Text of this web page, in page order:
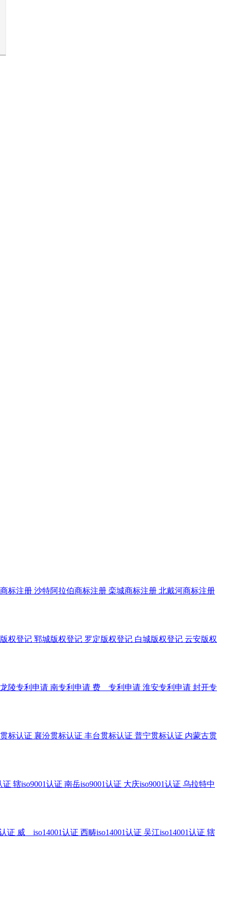
标注册 沙特阿拉伯商标注册 栾城商标注册 北戴河商标注册
权登记 郓城版权登记 罗定版权登记 白城版权登记 云安版权
龙陵专利申请 南专利申请 费 专利申请 淮安专利申请 封开专
标认证 襄汾贯标认证 丰台贯标认证 普宁贯标认证 内蒙古贯
证 辖iso9001认证 南岳iso9001认证 大庆iso9001认证 乌拉特中
证 威 iso14001认证 西畴iso14001认证 吴江iso14001认证 辖